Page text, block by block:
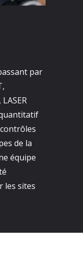
par
de la
équipe
les sites